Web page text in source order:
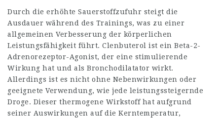
Durch die erhöhte Sauerstoffzufuhr steigt die
Ausdauer während des Trainings, was zu einer
allgemeinen Verbesserung der körperlichen
Leistungsfähigkeit führt. Clenbuterol ist ein Beta-2-
Adrenorezeptor-Agonist, der eine stimulierende
Wirkung hat und als Bronchodilatator wirkt.
Allerdings ist es nicht ohne Nebenwirkungen oder
geeignete Verwendung, wie jede leistungssteigernde
Droge. Dieser thermogene Wirkstoff hat aufgrund
seiner Auswirkungen auf die Kerntemperatur,